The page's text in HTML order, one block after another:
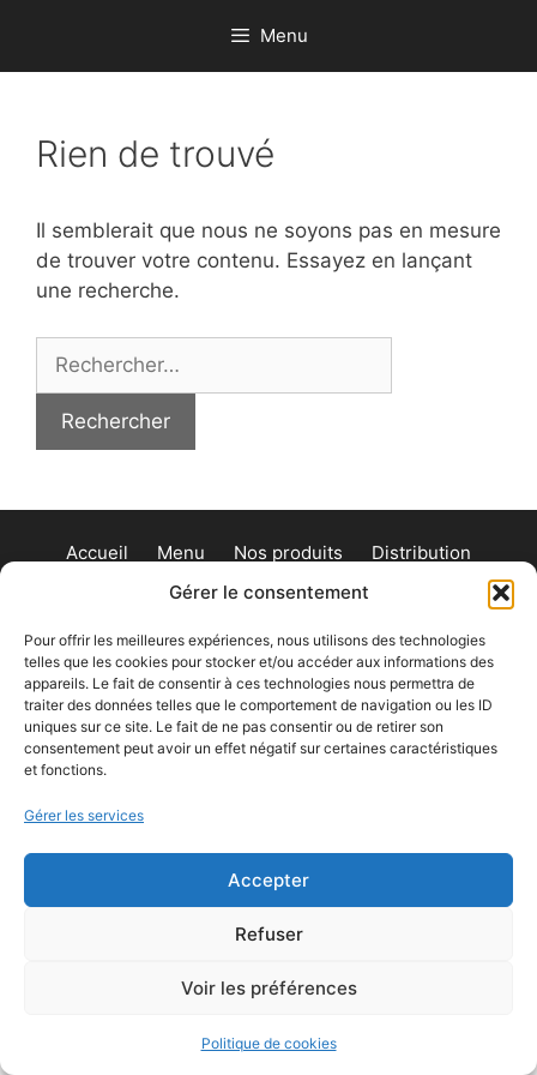
Gérer le consentement
Pour offrir les meilleures expériences, nous utilisons des technologies
telles que les cookies pour stocker et/ou accéder aux informations des
appareils. Le fait de consentir à ces technologies nous permettra de
traiter des données telles que le comportement de navigation ou les ID
uniques sur ce site. Le fait de ne pas consentir ou de retirer son
consentement peut avoir un effet négatif sur certaines caractéristiques
et fonctions.
Gérer les services
Accepter
Refuser
Voir les préférences
Politique de cookies
contenu
Menu
Rien de trouvé
Il semblerait que nous ne soyons pas en mesure
de trouver votre contenu. Essayez en lançant
une recherche.
Accueil Menu Nos produits
Distribution
Cartes-cadeaux
Contact
Mon
panier
© 2026 les givrés• Construit avecGeneratePress